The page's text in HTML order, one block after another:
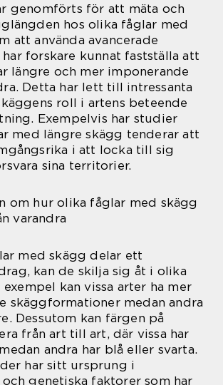
genomförts för att mäta och
hos olika fåglar med
att använda avancerade
forskare kunnat fastställa att
längre och mer imponerande
Detta har lett till intressanta
roll i artens beteende
Exempelvis har studier
med längre skägg tenderar att
i att locka till sig
sina territorier.
om hur olika fåglar med skägg
varandra
med skägg delar ett
kan de skilja sig åt i olika
kan vissa arter ha mer
skäggformationer medan andra
Dessutom kan färgen på
från art till art, där vissa har
andra har blå eller svarta.
har sitt ursprung i
genetiska faktorer som har